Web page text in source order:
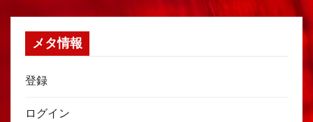
メタ情報
登録
ログイン